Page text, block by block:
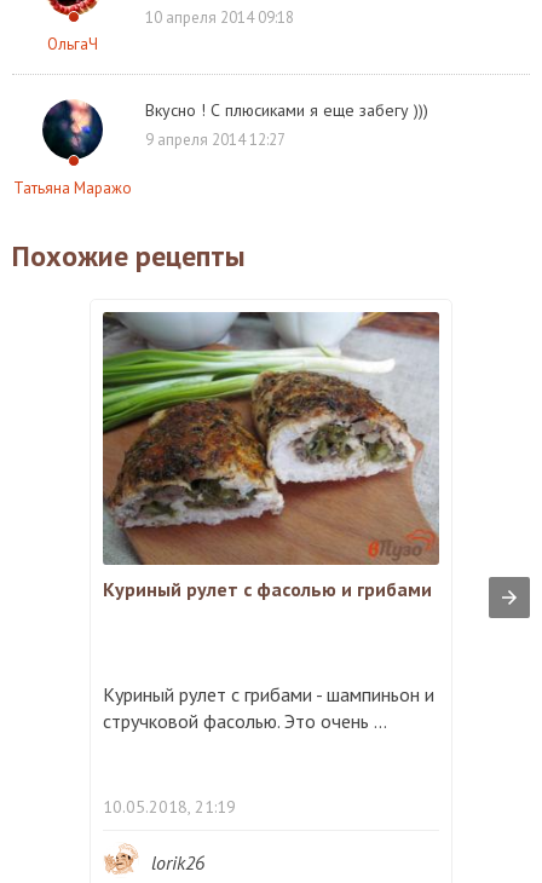
ОльгаЧ
10 апреля 2014 09:18
Татьяна Маражо
Вкусно ! С плюсиками я еще забегу )))
9 апреля 2014 12:27
Похожие рецепты
Куриный рулет с фасолью и грибами
Куриный рулет с грибами - шампиньон и
стручковой фасолью. Это очень ...
10.05.2018, 21:19
lorik26